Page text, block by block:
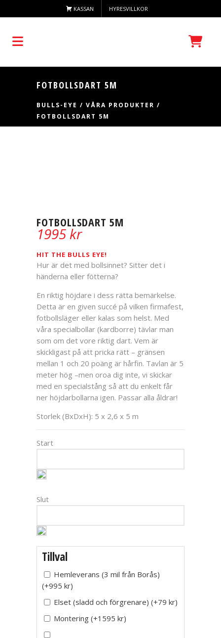
KASSAN HYRESVILLKOR
FOTBOLLSDART 5M
BULLS-EYE / VÅRA PRODUKTER /
FOTBOLLSDART 5M
FOTBOLLSDART 5M
1995kr
HIT THE BULLS EYE!
Hur är det med bollsinnet? Sitter det i
händerna eller fötterna?
En riktig höjdare i dess rätta bemärkelse.
Detta är en given succé på vilken firmafest,
fotbollsläger eller kalas som helst. Med
våra specialbollar (kardborre) tävlar man
som om det vore riktig dart. Vem är
skickligast på att pricka rätt – gränsen
mellan 1 och 20 poäng är hårfin. Tavlan är 5
meter hög –men oroa dig inte, vi skickar
med en specialstång så att du enkelt får
ner höjdarbollarna igen. Passar alla åldrar!
Storlek (BxDxH): 5 x 2,6 x 5 m
Start
Slut
Tillval
Hemleverans (3 mil från Borås)
(+995 kr)
Elset (sladd och förgrenare) (+79 kr)
Montering (+1595 kr)